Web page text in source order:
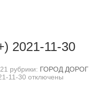
2021-11-30
рубрики: ГОРОД ДОРОГ
11-30 отключены